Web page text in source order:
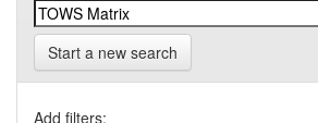
Start a new search
Add filters: